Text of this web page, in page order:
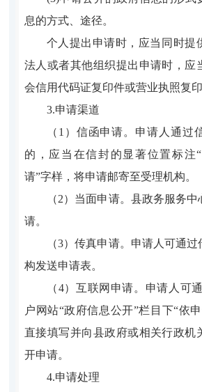
息的方式、途径。
个人提出申请时，应当同时提
法人或者其他组织提出申请时，应
会信用代码证复印件或营业执照复印
3.申请渠道
（1）信函申请。申请人通过
的，应当在信封的显著位置标注
请”字样，将申请邮寄至受理机构。
（2）当面申请。县政务服务
请。
（3）传真申请。申请人可通
构发送申请表。
（4）互联网申请。申请人可
户网站“政府信息公开”栏目下“依
直接填写并向县政府或相关行政机
开申请。
4.申请处理